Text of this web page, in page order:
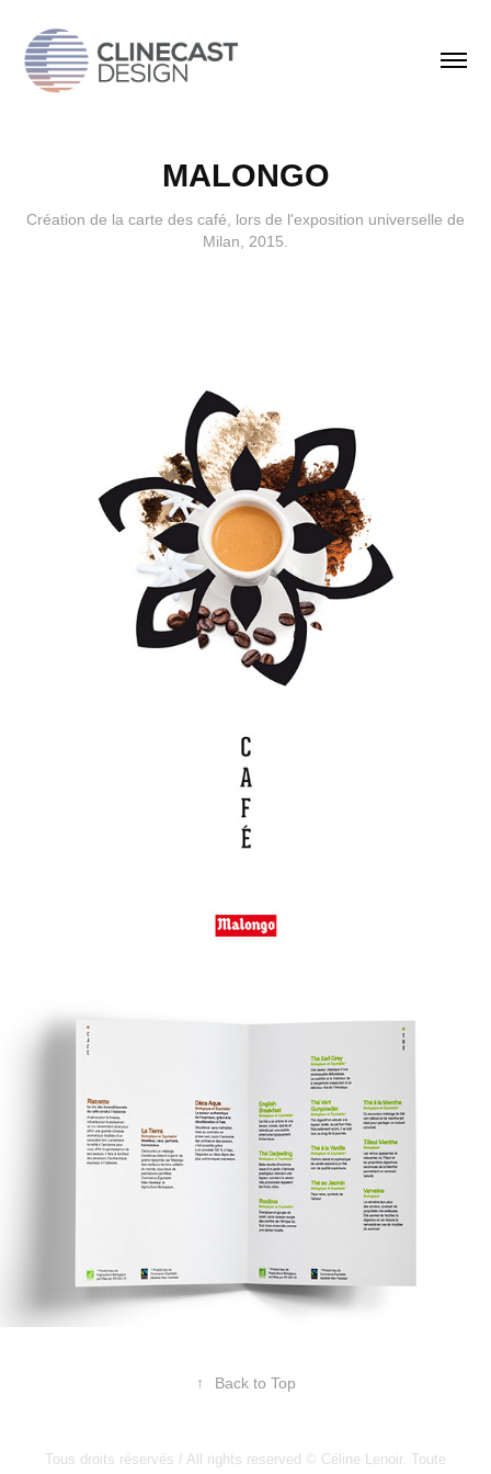
MALONGO
Création de la carte des café, lors de l'exposition universelle de
Milan, 2015.
↑ Back to Top
Tous droits réservés / All rights reserved © Céline Lenoir. Toute